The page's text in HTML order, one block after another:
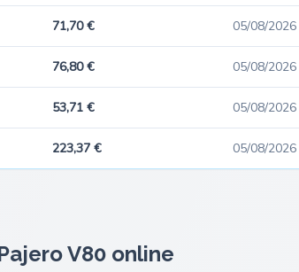
71,70 € 05/08/2026
76,80 € 05/08/2026
53,71 € 05/08/2026
223,37 € 05/08/2026
V80 online